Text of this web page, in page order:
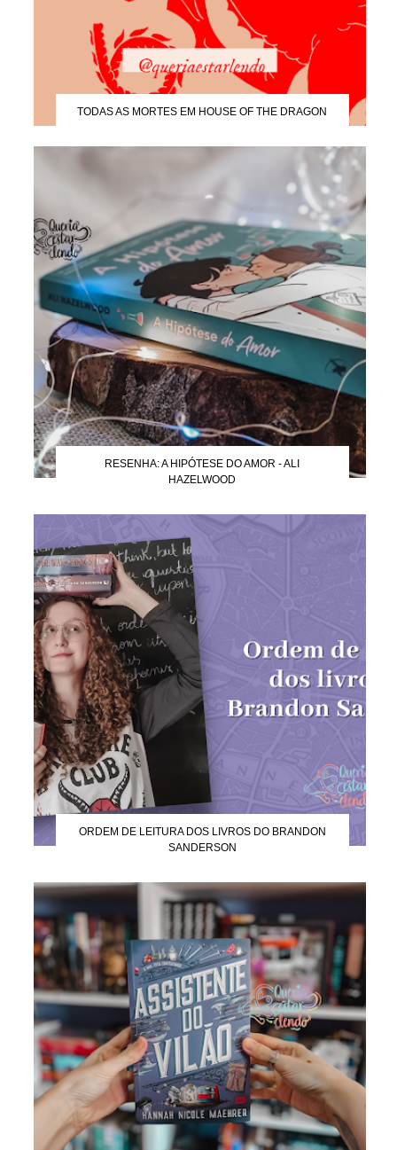
TODAS AS MORTES EM HOUSE OF THE DRAGON
RESENHA: A HIPÓTESE DO AMOR - ALI
HAZELWOOD
ORDEM DE LEITURA DOS LIVROS DO BRANDON
SANDERSON